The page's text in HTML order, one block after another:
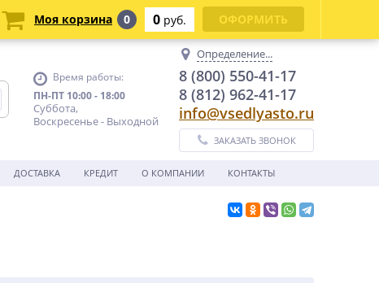
Время работы:
ПН-ПТ 10:00 - 18:00
Суббота,
Воскресенье - Выходной
Определение...
8 (800) 550-41-17
8 (812) 962-41-17
info@vsedlyasto.ru
ЗАКАЗАТЬ ЗВОНОК
ДОСТАВКА КРЕДИТ О КОМПАНИИ КОНТАКТЫ
Моя корзина 0 0 руб. ОФОРМИТЬ